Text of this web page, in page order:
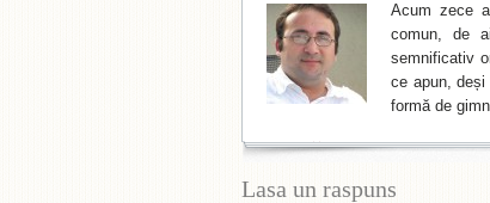
Acum zece
comun, de
semnificativ
ce apun,
formă de
Lasa un raspuns